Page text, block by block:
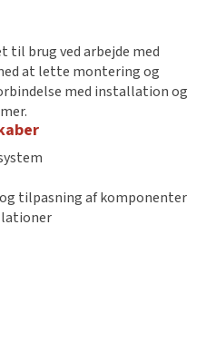
til brug ved arbejde med
at lette montering og
med installation og
tilpasning af komponenter